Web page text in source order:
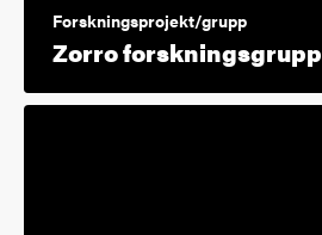
Forskningsprojekt/grupp
Zorro forskningsgrupp